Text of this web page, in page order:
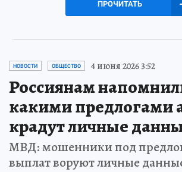
ПРОЧИТАТЬ
НОВОСТИ ОБЩЕСТВО 4 июня 2026 3:52
Россиянам
какими предлогами
крадут личные
МВД: мошенники под
выплат воруют личные